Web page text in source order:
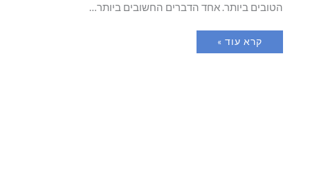
הטובים ביותר. אחד הדברים החשובים ביותר…
קרא עוד »